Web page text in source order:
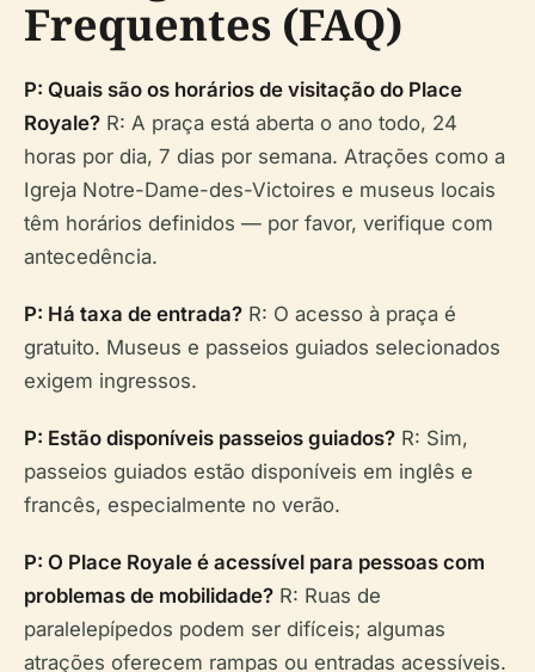
Frequentes (FAQ)
P: Quais são os horários de visitação do Place
Royale? R: A praça está aberta o ano todo, 24
horas por dia, 7 dias por semana. Atrações como a
Igreja Notre-Dame-des-Victoires e museus locais
têm horários definidos — por favor, verifique com
antecedência.
P: Há taxa de entrada? R: O acesso à praça é
gratuito. Museus e passeios guiados selecionados
exigem ingressos.
P: Estão disponíveis passeios guiados? R: Sim,
passeios guiados estão disponíveis em inglês e
francês, especialmente no verão.
P: O Place Royale é acessível para pessoas com
problemas de mobilidade? R: Ruas de
paralelepípedos podem ser difíceis; algumas
atrações oferecem rampas ou entradas acessíveis.